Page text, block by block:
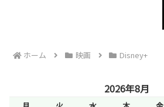
ホーム 映画 Disney+
2026年8月